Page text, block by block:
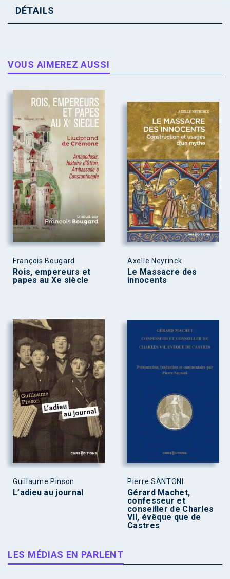
DÉTAILS
VOUS AIMEREZ AUSSI
François Bougard
Rois, empereurs et
papes au Xe siècle
Axelle Neyrinck
Le Massacre des
innocents
Guillaume Pinson
L’adieu au journal
Pierre SANTONI
Gérard Machet,
confesseur et
conseiller de Charles
VII, évêque que de
Castres
LES MÉDIAS EN PARLENT